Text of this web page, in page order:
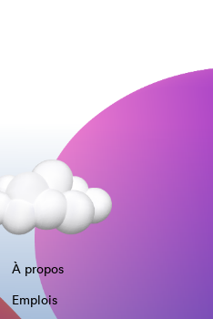
À propos
Emplois